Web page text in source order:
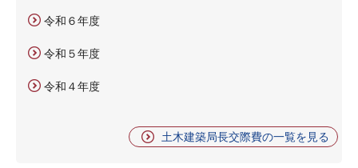
令和６年度
令和５年度
令和４年度
土木建築局長交際費の一覧を見る